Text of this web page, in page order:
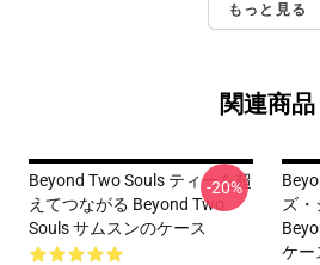
もっと見る
関連商品
Beyond Two Souls ティーを超
えてつながる Beyond Two
Souls サムスンのケース
-20%
ズ
ケー